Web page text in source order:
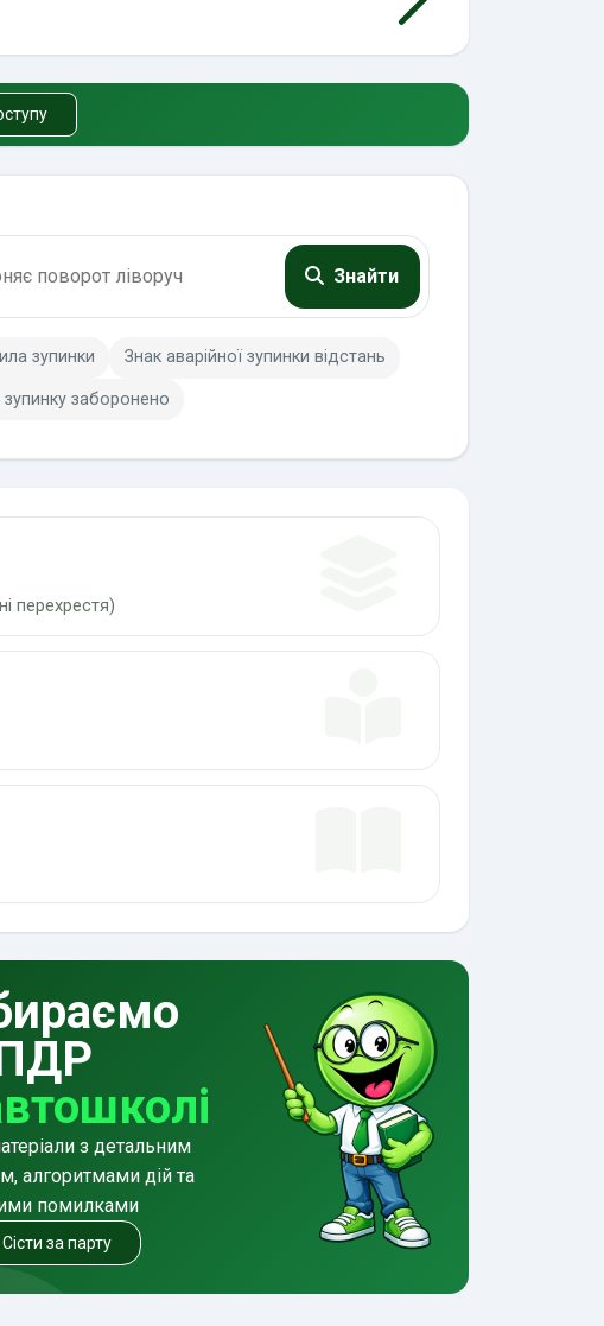
Знайти
зупинки Знак аварійної зупинки відстань
зупинку заборонено
перехрестя)
з детальним
алгоритмами дій та
помилками
Сісти за парту